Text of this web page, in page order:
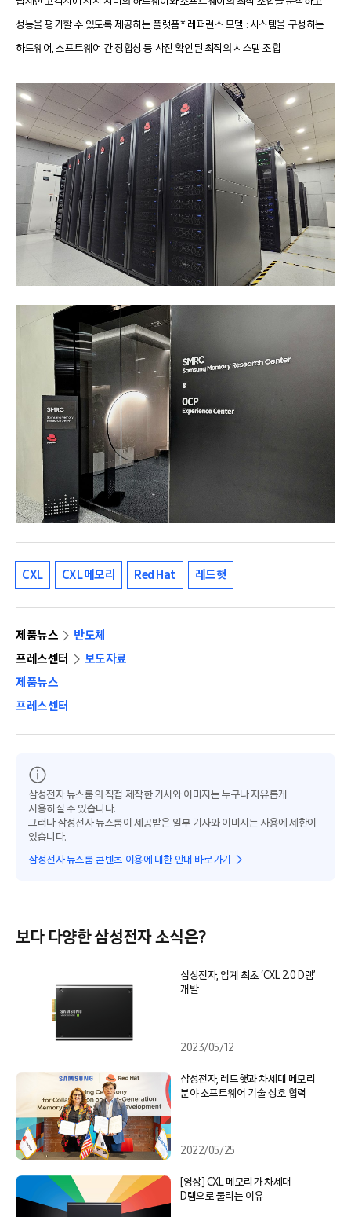
성능을 평가할 수 있도록 제공하는 플랫폼* 레퍼런스 모델 : 시스템을 구성하는
하드웨어, 소프트웨어 간 정합성 등 사전 확인된 최적의 시스템 조합
CXL CXL 메모리 Red Hat 레드햇
제품뉴스
반도체
프레스센터
보도자료
제품뉴스
프레스센터
삼성전자 뉴스룸의 직접 제작한 기사와 이미지는 누구나 자유롭게
사용하실 수 있습니다.
그러나 삼성전자 뉴스룸이 제공받은 일부 기사와 이미지는 사용에 제한이
있습니다.
삼성전자 뉴스룸 콘텐츠 이용에 대한 안내 바로가기
보다 다양한 삼성전자 소식은?
삼성전자, 업계 최초 ‘CXL 2.0 D램’
개발
2023/05/12
삼성전자, 레드햇과 차세대 메모리
분야 소프트웨어 기술 상호 협력
2022/05/25
[영상] CXL 메모리가 차세대
D램으로 불리는 이유